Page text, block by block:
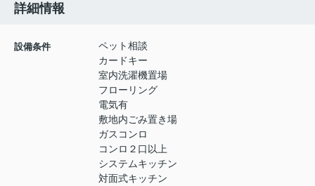
詳細情報
設備条件
ペット相談
カードキー
室内洗濯機置場
フローリング
電気有
敷地内ごみ置き場
ガスコンロ
コンロ２口以上
システムキッチン
対面式キッチン